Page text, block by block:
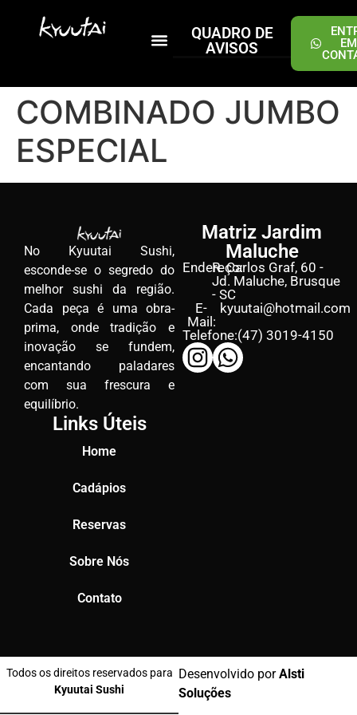
QUADRO DE
AVISOS
EM
COMBINADO JUMBO
ESPECIAL
No Kyuutai Sushi,
esconde-se o segredo do
melhor sushi da região.
Cada peça é uma obra-
prima, onde tradição e
inovação se fundem,
encantando paladares
com sua frescura e
equilíbrio.
Links Úteis
Home
Cadápios
Reservas
Sobre Nós
Contato
Matriz Jardim
Maluche
Endereço:
R. Carlos Graf, 60 -
Jd. Maluche, Brusque
- SC
E-
Mail:
kyuutai@hotmail.com
Telefone:(47) 3019-4150
Todos os direitos reservados para
Kyuutai Sushi
Desenvolvido porAlsti
Soluções